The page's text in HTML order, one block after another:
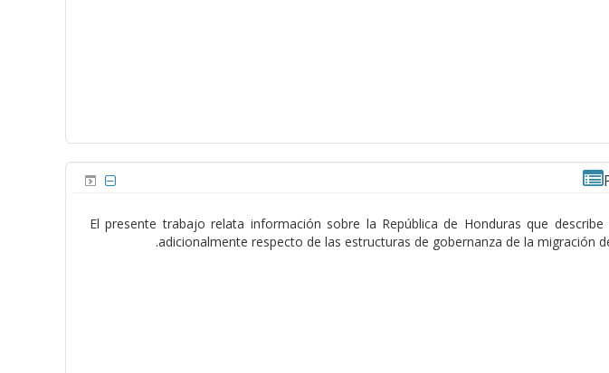
El presente trabajo relata información sobre la República de Honduras que
adicionalmente respecto de las estructuras de gobernanza de la migración